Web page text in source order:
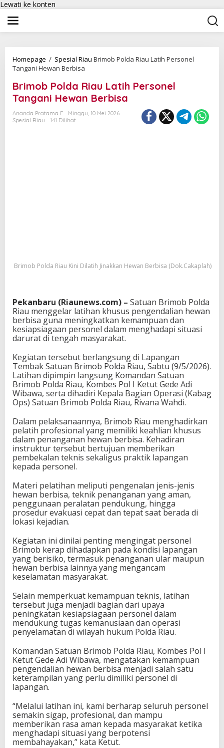
Lewati ke konten
Homepage / Spesial Riau Brimob Polda Riau Latih Personel
Tangani Hewan Berbisa
Brimob Polda Riau Latih Personel
Tangani Hewan Berbisa
Ananda Pratama F
Minggu, 10 Mei 2026
Spesial Riau
141 Dilihat
Brimob Polda Riau Kini Dilatih Jinakkan Hewan Berbisa (Dok.Cakaplah)
Pekanbaru (Riaunews.com) – Satuan Brimob Polda
Riau menggelar latihan khusus pengendalian hewan
berbisa guna meningkatkan kemampuan dan
kesiapsiagaan personel dalam menghadapi situasi
darurat di tengah masyarakat.
Kegiatan tersebut berlangsung di Lapangan
Tembak Satuan Brimob Polda Riau, Sabtu (9/5/2026).
Latihan dipimpin langsung Komandan Satuan
Brimob Polda Riau, Kombes Pol I Ketut Gede Adi
Wibawa, serta dihadiri Kepala Bagian Operasi (Kabag
Ops) Satuan Brimob Polda Riau, Rivana Wahdi.
Dalam pelaksanaannya, Brimob Riau menghadirkan
pelatih profesional yang memiliki keahlian khusus
dalam penanganan hewan berbisa. Kehadiran
instruktur tersebut bertujuan memberikan
pembekalan teknis sekaligus praktik lapangan
kepada personel.
Materi pelatihan meliputi pengenalan jenis-jenis
hewan berbisa, teknik penanganan yang aman,
penggunaan peralatan pendukung, hingga
prosedur evakuasi cepat dan tepat saat berada di
lokasi kejadian.
Kegiatan ini dinilai penting mengingat personel
Brimob kerap dihadapkan pada kondisi lapangan
yang berisiko, termasuk penanganan ular maupun
hewan berbisa lainnya yang mengancam
keselamatan masyarakat.
Selain memperkuat kemampuan teknis, latihan
tersebut juga menjadi bagian dari upaya
peningkatan kesiapsiagaan personel dalam
mendukung tugas kemanusiaan dan operasi
penyelamatan di wilayah hukum Polda Riau.
Komandan Satuan Brimob Polda Riau, Kombes Pol I
Ketut Gede Adi Wibawa, mengatakan kemampuan
pengendalian hewan berbisa menjadi salah satu
keterampilan yang perlu dimiliki personel di
lapangan.
“Melalui latihan ini, kami berharap seluruh personel
semakin sigap, profesional, dan mampu
memberikan rasa aman kepada masyarakat ketika
menghadapi situasi yang berpotensi
membahayakan,” kata Ketut.